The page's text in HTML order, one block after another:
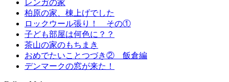
レンガの家
柏原の家、棟上げでした
ロックウール張り！ その①
子ども部屋は何色に？？
茶山の家のもちまき
おめでたいことつづき② 飯倉編
デンマークの窓が来た！